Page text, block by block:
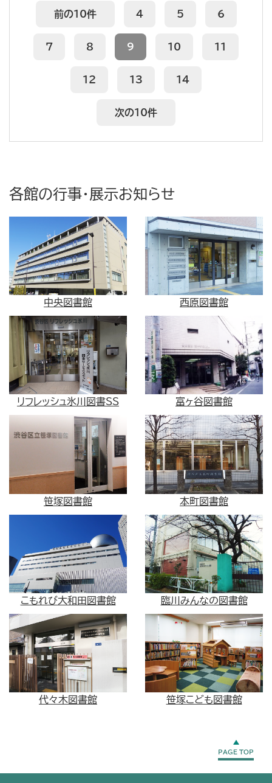
前の10件 4 5 6
7 8 9 10 11
12 13 14
次の10件
各館の行事・展示お知らせ
中央図書館 西原図書館
リフレッシュ氷川図書SS 富ヶ谷図書館
笹塚図書館 本町図書館
こもれび大和田図書館 臨川みんなの図書館
代々木図書館 笹塚こども図書館
PAGE TOP